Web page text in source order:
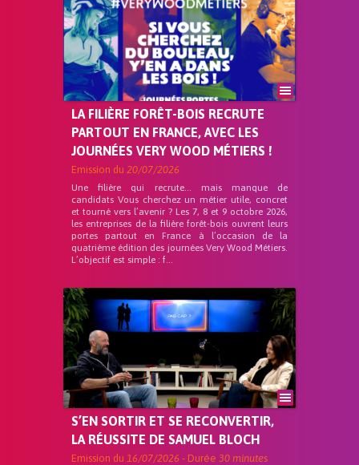
LA FILIÈRE FORÊT-BOIS RECRUTE
PARTOUT EN FRANCE, AVEC LES
JOURNÉES VERY WOOD MÉTIERS !
Emission du 20/07/2026
Une filière qui recrute… mais manque de
candidats Vous cherchez un métier utile, concret
et tourné vers l’avenir ? Les 7, 8 et 9 octobre 2026,
les entreprises de la filière forêt-bois ouvrent leurs
portes partout en France à l’occasion de la
quatrième édition des journées Very Wood Métiers.
L’objectif est simple : f...
S’EN SORTIR ET SE RECONVERTIR,
LA RÉUSSITE DE SAMUEL BLOCH
Emission du 16/07/2026 - Durée 30 minutes